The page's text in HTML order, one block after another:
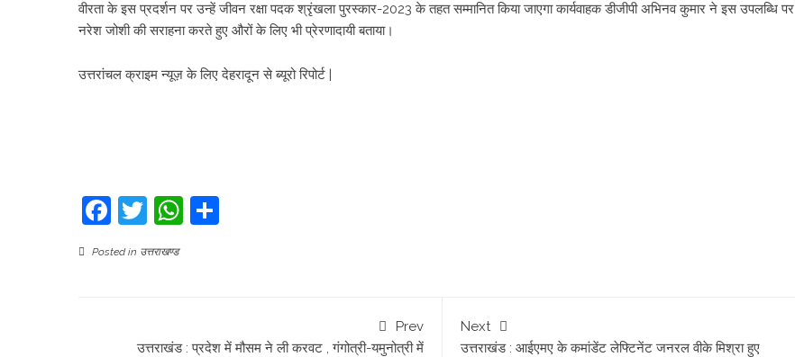
वीरता के इस प्रदर्शन पर उन्हें जीवन रक्षा पदक श्रृंखला पुरस्कार-2023 के तहत सम्मानित किया जाएगा कार्यवाहक डीजीपी अभिनव कुमार ने इस उपलब्धि पर
नरेश जोशी की सराहना करते हुए औरों के लिए भी प्रेरणादायी बताया।
उत्तरांचल क्राइम न्यूज़ के लिए देहरादून से ब्यूरो रिपोर्ट |
Facebook
TwitterWhatsApp
Posted in उत्तराखण्ड
Prev
उत्तराखंड : प्रदेश में मौसम ने ली करवट , गंगोत्री-यमुनोत्री में
Next
उत्तराखंड : आईएमए के कमांडेंट लेफ्टिनेंट जनरल वीके मिश्रा हुए